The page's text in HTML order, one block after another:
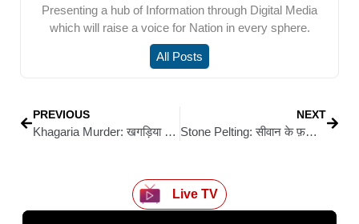
Presenting a hub of Information through Digital Media
which will raise a voice for Nation in every sphere.
All Posts
PREVIOUS
Khagaria Murder: खगड़िया में नाव विवाद में पूर्व मुखिया के भतीजे की हत्या, दोस्त घायल
NEXT
Stone Pelting: सीवान के फ़खरुद्दीनपुर में महावीरी अखाड़ा जुलूस के दौरान बवाल
Live TV